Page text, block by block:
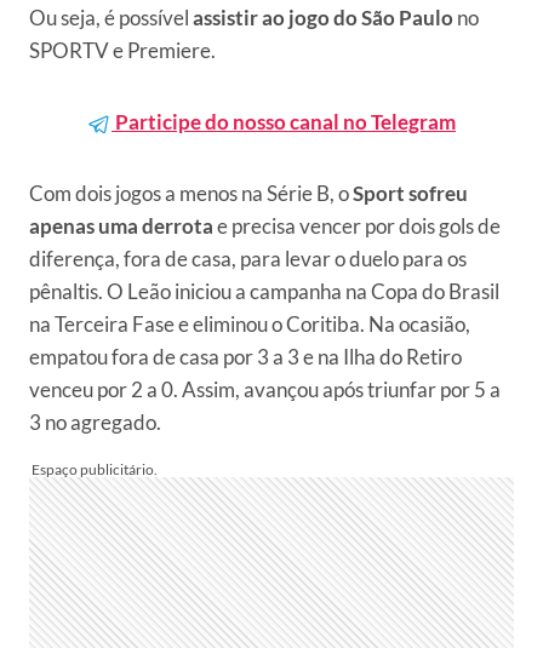
Ou seja, é possívelassistir ao jogo do São Paulo no
SPORTV e Premiere.
Participe do nosso canal no Telegram
Com dois jogos a menos na Série B, oSport sofreu
apenas uma derrotae precisa vencer por dois gols de
diferença, fora de casa, para levar o duelo para os
pênaltis. O Leão iniciou a campanha na Copa do Brasil
na Terceira Fase e eliminou o Coritiba. Na ocasião,
empatou fora de casa por 3 a 3 e na Ilha do Retiro
venceu por 2 a 0. Assim, avançou após triunfar por 5 a
3 no agregado.